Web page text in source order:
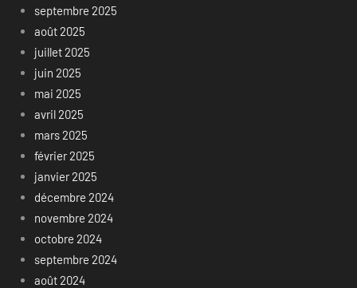
septembre 2025
août 2025
juillet 2025
juin 2025
mai 2025
avril 2025
mars 2025
février 2025
janvier 2025
décembre 2024
novembre 2024
octobre 2024
septembre 2024
août 2024